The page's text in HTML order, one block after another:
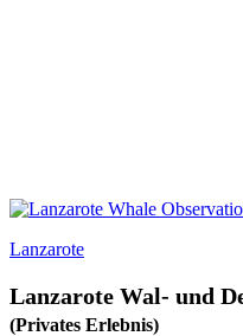
Lanzarote
Lanzarote Wal- und
(Privates Erlebnis)